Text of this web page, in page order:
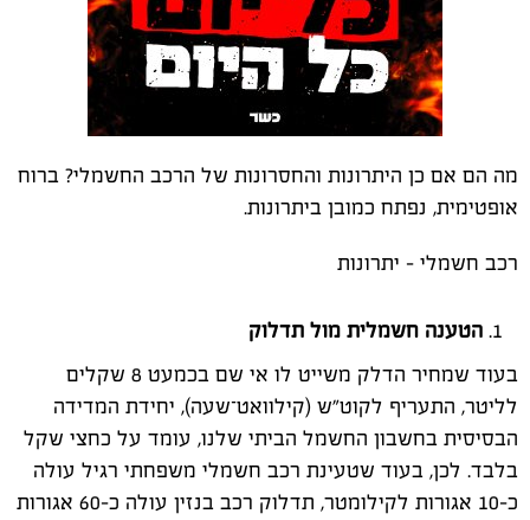
מה הם אם כן היתרונות והחסרונות של הרכב החשמלי? ברוח
אופטימית, נפתח כמובן ביתרונות.
רכב חשמלי – יתרונות
הטענה חשמלית מול תדלוק
בעוד שמחיר הדלק משייט לו אי שם בכמעט 8 שקלים
לליטר, התעריף לקוט"ש (קילוואט־שעה), יחידת המדידה
הבסיסית בחשבון החשמל הביתי שלנו, עומד על כחצי שקל
בלבד. לכן, בעוד שטעינת רכב חשמלי משפחתי רגיל עולה
כ-10 אגורות לקילומטר, תדלוק רכב בנזין עולה כ-60 אגורות